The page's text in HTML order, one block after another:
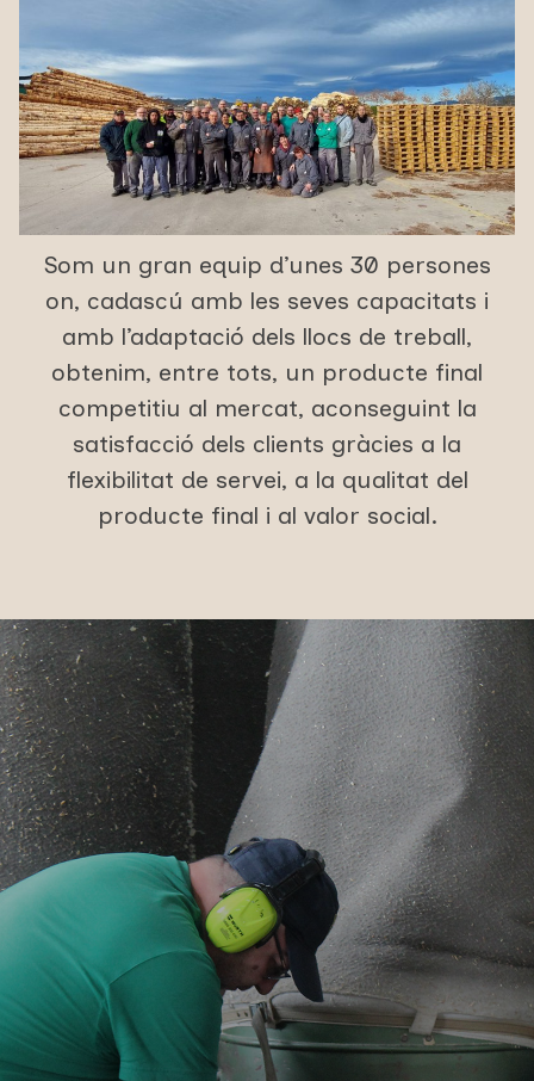
Som un gran equip d’unes 30 persones
on, cadascú amb les seves capacitats i
amb l’adaptació dels llocs de treball,
obtenim, entre tots, un producte final
competitiu al mercat, aconseguint la
satisfacció dels clients gràcies a la
flexibilitat de servei, a la qualitat del
producte final i al valor social.